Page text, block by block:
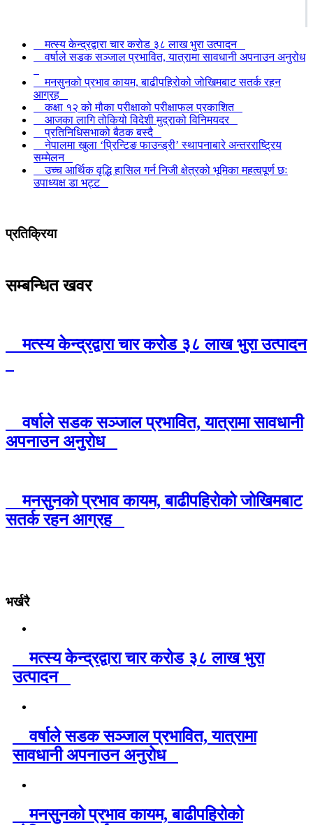
मत्स्य केन्द्रद्वारा चार करोड ३८ लाख भुरा उत्पादन
वर्षाले सडक सञ्जाल प्रभावित, यात्रामा सावधानी अपनाउन अनुरोध
मनसुनको प्रभाव कायम, बाढीपहिरोको जोखिमबाट सतर्क रहन
आग्रह
कक्षा १२ को मौका परीक्षाको परीक्षाफल प्रकाशित
आजका लागि तोकियो विदेशी मुद्राको विनिमयदर
प्रतिनिधिसभाको बैठक बस्दै
नेपालमा खुला ‘प्रिन्टिङ फाउन्ड्री’ स्थापनाबारे अन्तरराष्ट्रिय
सम्मेलन
उच्च आर्थिक वृद्धि हासिल गर्न निजी क्षेत्रको भूमिका महत्वपूर्ण छः
उपाध्यक्ष डा भट्ट
प्रतिक्रिया
सम्बन्धित खवर
मत्स्य केन्द्रद्वारा चार करोड ३८ लाख भुरा उत्पादन
वर्षाले सडक सञ्जाल प्रभावित, यात्रामा सावधानी
अपनाउन अनुरोध
मनसुनको प्रभाव कायम, बाढीपहिरोको जोखिमबाट
सतर्क रहन आग्रह
भर्खरै
मत्स्य केन्द्रद्वारा चार करोड ३८ लाख भुरा
उत्पादन
वर्षाले सडक सञ्जाल प्रभावित, यात्रामा
सावधानी अपनाउन अनुरोध
मनसुनको प्रभाव कायम, बाढीपहिरोको